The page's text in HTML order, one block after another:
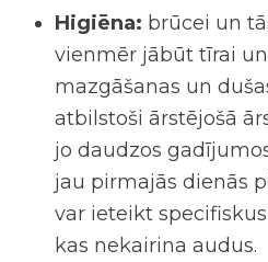
Higiēna: brūcei un
vienmēr jābūt tīrai un
mazgāšanas un
atbilstoši ārstējošā
jo daudzos
jau pirmajās dienās
var ieteikt
kas nekairina audus.